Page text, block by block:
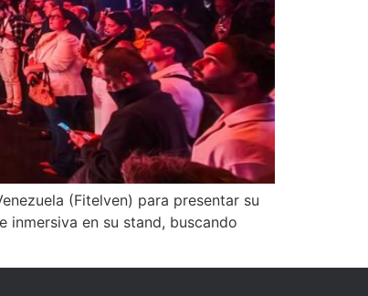
(Fitelven) para presentar su
en su stand, buscando